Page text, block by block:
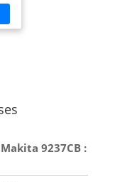
9237CB :